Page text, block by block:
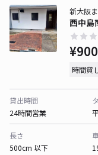
西中島
新大阪
時間貸
貸出時間
24時間営業
長さ
500cm 以下